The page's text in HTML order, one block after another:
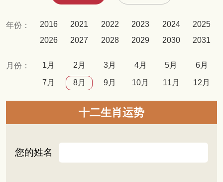
年份： 2016 2021 2022 2023 2024
2025
2026
2027 2028 2029 2030 2031
月份： 1月 2月 3月 4月 5月 6月
7月 8月 9月 10月 11月 12月
十二生肖运势
您的姓名